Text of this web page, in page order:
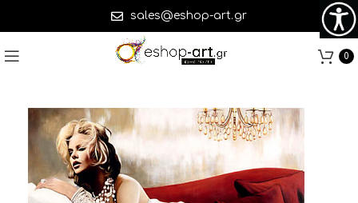
sales@eshop-art.gr
0